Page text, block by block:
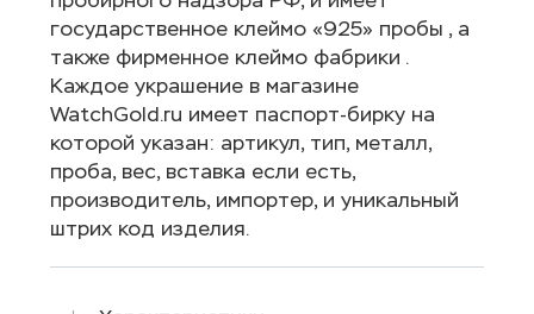
государственное клеймо «925» пробы , а
также фирменное клеймо фабрики .
Каждое украшение в магазине
WatchGold.ru имеет паспорт-бирку на
которой указан: артикул, тип, металл,
проба, вес, вставка если есть,
производитель, импортер, и уникальный
штрих код изделия.